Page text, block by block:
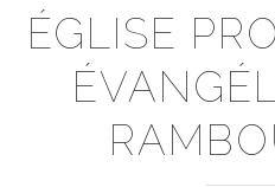
ÉGLISE